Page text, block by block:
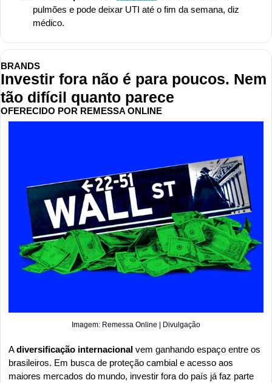
pulmões e pode deixar UTI até o fim da semana, diz
médico.
BRANDS
Investir fora não é para poucos. Nem
tão difícil quanto parece
OFERECIDO POR REMESSA ONLINE
Imagem: Remessa Online | Divulgação
A diversificação internacional vem ganhando espaço entre os
brasileiros. Em busca de proteção cambial e acesso aos
maiores mercados do mundo, investir fora do país já faz parte